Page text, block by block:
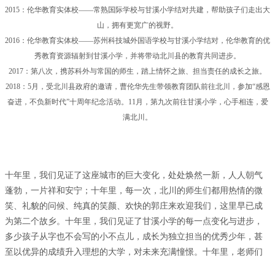
2015：伦华教育实体校——常熟国际学校与甘溪小学结对共建，帮助孩子们走出大
山，拥有更宽广的视野。
2016：伦华教育实体校——苏州科技城外国语学校与甘溪小学结对，伦华教育的优
秀教育资源辐射到甘溪小学，并将带动北川县的教育共同进步。
2017：第八次，携苏科外与常国的师生，踏上情怀之旅、担当责任的成长之旅。
2018：5月，受北川县政府的邀请，曹伦华先生带领教育团队前往北川，参加“感恩
奋进，不负新时代”十周年纪念活动。11月，第九次前往甘溪小学，心手相连，爱
满北川。
十年里，我们见证了这座城市的巨大变化，处处焕然一新，人人朝气
蓬勃，一片祥和安宁；十年里，每一次，北川的师生们都用热情的微
笑、礼貌的问候、纯真的笑颜、欢快的郭庄来欢迎我们，这里早已成
为第二个故乡。十年里，我们见证了甘溪小学的每一点变化与进步，
多少孩子从字也不会写的小不点儿，成长为独立担当的优秀少年，甚
至以优异的成绩升入理想的大学，对未来充满憧憬。十年里，老师们